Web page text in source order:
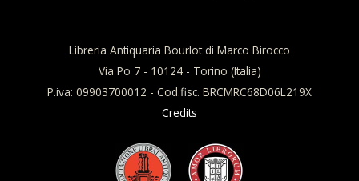
Libreria Antiquaria Bourlot di Marco Birocco
Via Po 7 - 10124 - Torino (Italia)
P.iva: 09903700012 - Cod.fisc. BRCMRC68D06L219X
Credits